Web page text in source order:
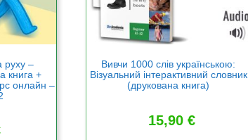
руху –
книга +
онлайн –
Вивчи 1000 слів українською:
Візуальний інтерактивний словник
(друкована книга)
15,90€
сторінці
товару